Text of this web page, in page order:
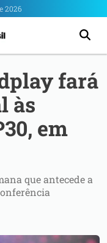
2026
fará
às
em
que antecede a